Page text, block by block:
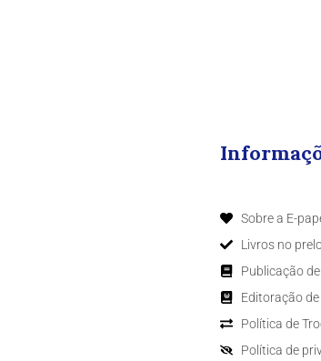
Sobre a E-
Livros no
Publicação
Editoração
Política de
Política de